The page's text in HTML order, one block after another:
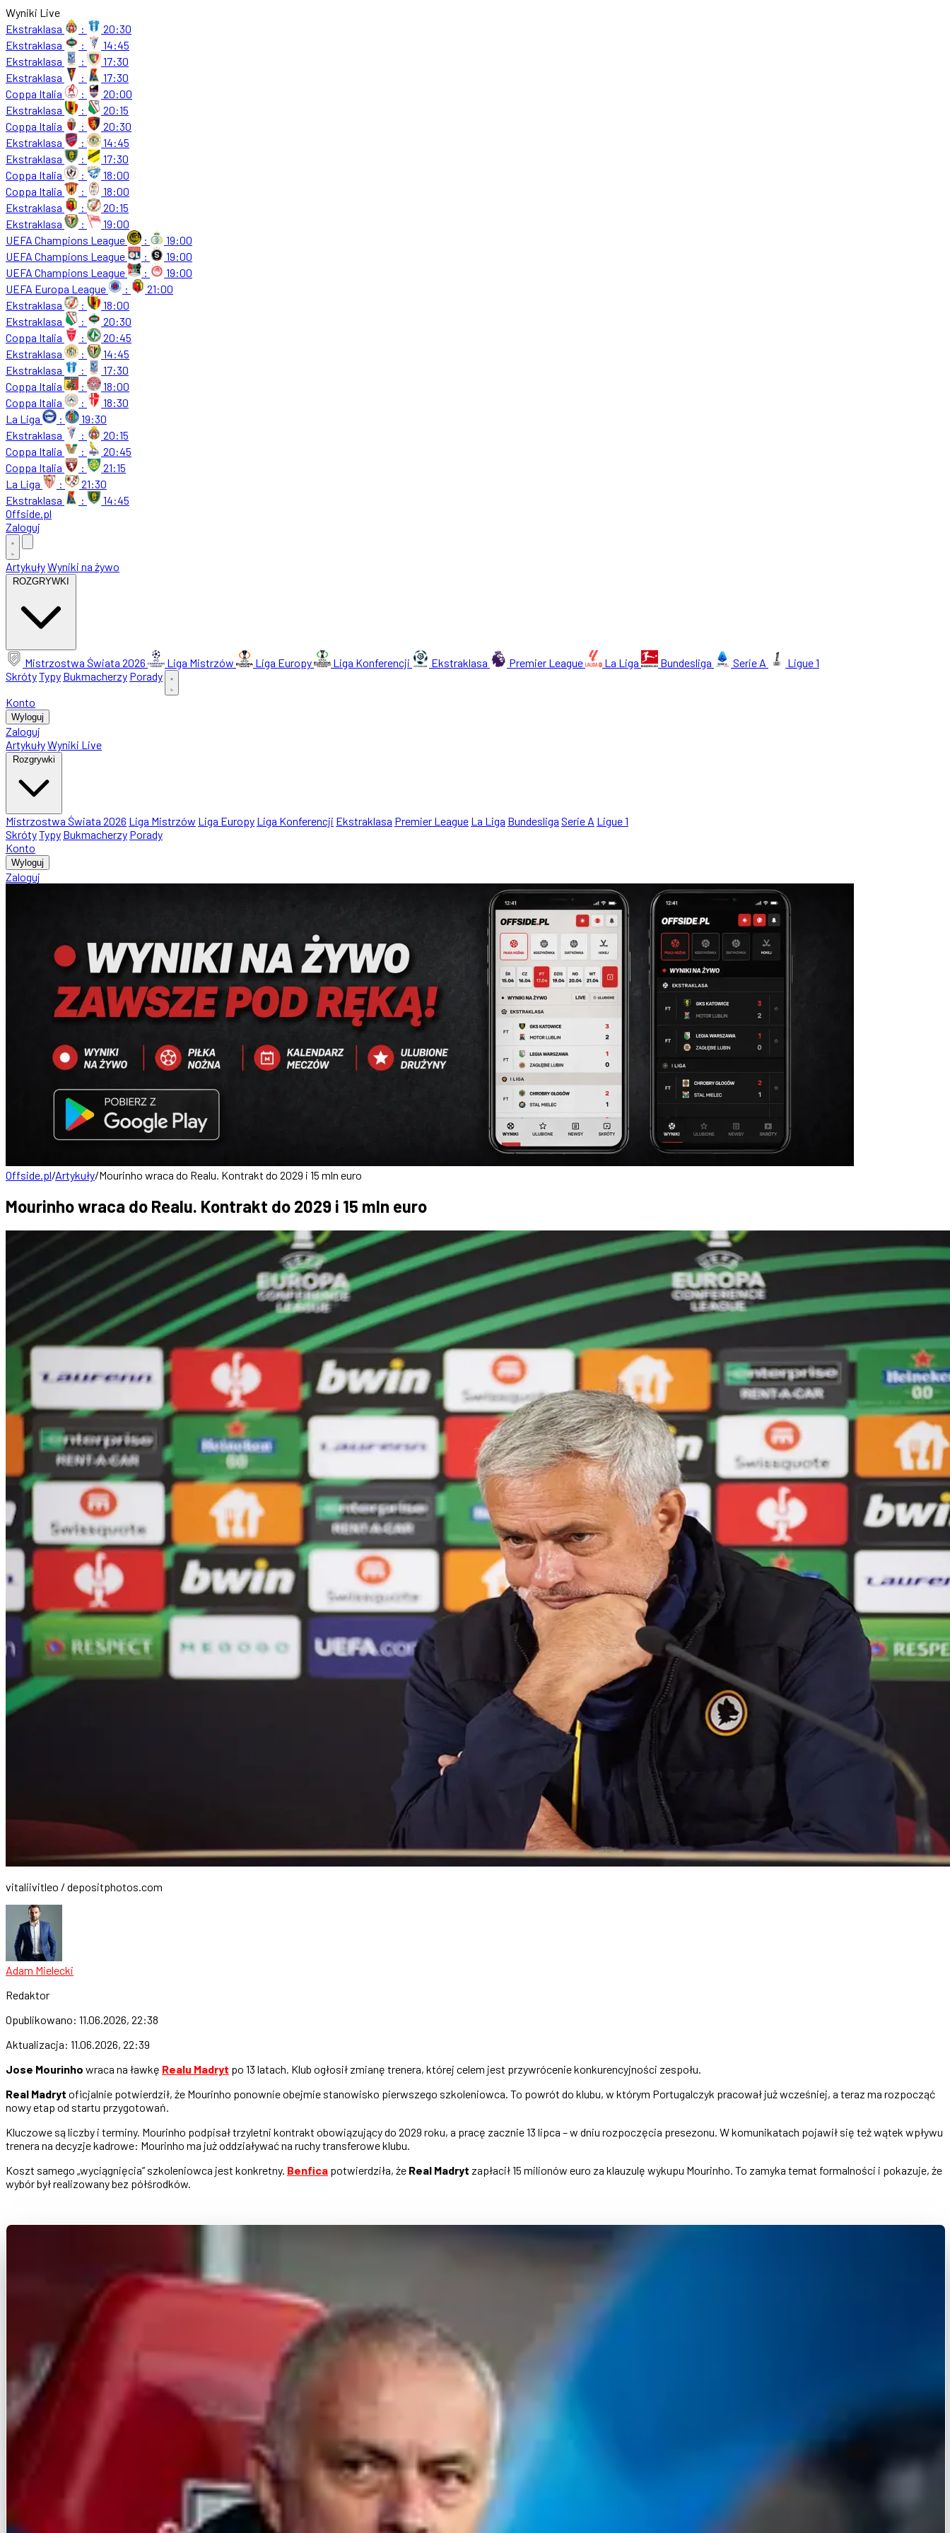
Wyniki Live
Ekstraklasa
:
20:30
Ekstraklasa
:
14:45
Ekstraklasa
:
17:30
Ekstraklasa
:
17:30
Coppa Italia
:
20:00
Ekstraklasa
:
20:15
Coppa Italia
:
20:30
Ekstraklasa
:
14:45
Ekstraklasa
:
17:30
Coppa Italia
:
18:00
Coppa Italia
:
18:00
Ekstraklasa
:
20:15
Ekstraklasa
:
19:00
UEFA Champions League
:
19:00
UEFA Champions League
:
19:00
UEFA Champions League
:
19:00
UEFA Europa League
:
21:00
Ekstraklasa
:
18:00
Ekstraklasa
:
20:30
Coppa Italia
:
20:45
Ekstraklasa
:
14:45
Ekstraklasa
:
17:30
Coppa Italia
:
18:00
Coppa Italia
:
18:30
La Liga
:
19:30
Ekstraklasa
:
20:15
Coppa Italia
:
20:45
Coppa Italia
:
21:15
La Liga
:
21:30
Ekstraklasa
:
14:45
Offside.pl
Zaloguj
ArtykułyWyniki na żywo
ROZGRYWKI
Mistrzostwa Świata 2026 Liga Mistrzów Liga Europy Liga Konferencji Ekstraklasa Premier League La Liga Bundesliga Serie A
Ligue 1
SkrótyTypy Bukmacherzy Porady
Konto
Wyloguj
Zaloguj
ArtykułyWyniki Live
Rozgrywki
Mistrzostwa Świata 2026 Liga Mistrzów Liga Europy Liga Konferencji Ekstraklasa Premier League La Liga Bundesliga Serie A Ligue 1
SkrótyTypy Bukmacherzy Porady
Konto
Wyloguj
Zaloguj
Offside.pl/Artykuły/Mourinho wraca do Realu. Kontrakt do 2029 i 15 mln euro
Mourinho wraca do Realu. Kontrakt do 2029 i 15 mln euro
vitaliivitleo / depositphotos.com
Adam Mielecki
Redaktor
Opublikowano: 11.06.2026, 22:38
Aktualizacja: 11.06.2026, 22:39
Jose Mourinho wraca na ławkę Realu Madryt po 13 latach. Klub ogłosił zmianę trenera, której celem jest przywrócenie konkurencyjności zespołu.
Real Madryt oficjalnie potwierdził, że Mourinho ponownie obejmie stanowisko pierwszego szkoleniowca. To powrót do klubu, w którym Portugalczyk pracował już wcześniej, a teraz ma rozpocząć
nowy etap od startu przygotowań.
Kluczowe są liczby i terminy. Mourinho podpisał trzyletni kontrakt obowiązujący do 2029 roku, a pracę zacznie 13 lipca – w dniu rozpoczęcia presezonu. W komunikatach pojawił się też wątek wpływu
trenera na decyzje kadrowe: Mourinho ma już oddziaływać na ruchy transferowe klubu.
Koszt samego „wyciągnięcia” szkoleniowca jest konkretny. Benfica potwierdziła, że Real Madryt zapłacił 15 milionów euro za klauzulę wykupu Mourinho. To zamyka temat formalności i pokazuje, że
wybór był realizowany bez półśrodków.